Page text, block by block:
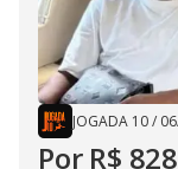
JOGADA 10/
Por R$